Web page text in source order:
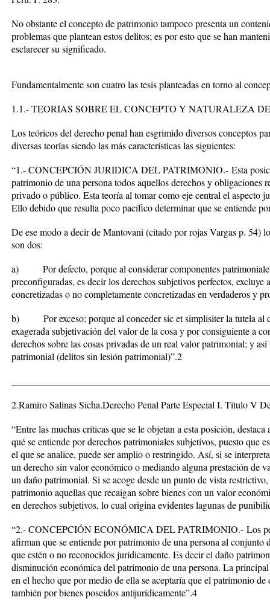
No obstante el concepto de patrimonio tampoco presenta un
problemas que plantean estos delitos; es por esto que se han
esclarecer su significado.
Fundamentalmente son cuatro las tesis planteadas en torno al
1.1.- TEORIAS SOBRE EL CONCEPTO Y NATURALEZA
Los teóricos del derecho penal han esgrimido diversos conceptos
diversas teorías siendo las más características las siguientes:
“1.- CONCEPCIÓN JURIDICA DEL PATRIMONIO.- Esta
patrimonio de una persona todos aquellos derechos y obligaciones
privado o público. Esta teoría al tomar como eje central el aspecto
Ello debido que resulta poco pacífico determinar que se entiende
De ese modo a decir de Mantovani (citado por rojas Vargas p. 54)
son dos:
a) Por defecto, porque al considerar componentes
preconfiguradas, es decir los derechos subjetivos perfectos,
concretizadas o no completamente concretizadas en verdaderos y
b) Por exceso; porque al conceder sic et simplisiter la tutela al
exagerada subjetivación del valor de la cosa y por consiguiente a
derechos sobre las cosas privadas de un real valor patrimonial; y
patrimonial (delitos sin lesión patrimonial)”.2
2.Ramiro Salinas Sicha.Derecho Penal Parte Especial I. Título V
“Entre las muchas críticas que se le objetan a esta posición,
qué se entiende por derechos patrimoniales subjetivos, puesto que
el que se analice, puede ser amplio o restringido. Así, si se
un derecho sin valor económico o mediando alguna prestación de
un daño patrimonial. Si se acoge desde un punto de vista
patrimonio aquellas que recaigan sobre bienes con un valor
en derechos subjetivos, lo cual origina evidentes lagunas de
“2.- CONCEPCIÓN ECONÓMICA DEL PATRIMONIO.- Los
afirman que se entiende por patrimonio de una persona al
que estén o no reconocidos jurídicamente. Es decir el daño
disminución económica del patrimonio de una persona. La
en el hecho que por medio de ella se aceptaría que el patrimonio
también por bienes poseídos antijurídicamente”.4